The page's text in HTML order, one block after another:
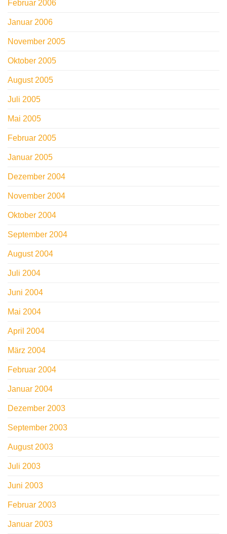
Februar 2006
Januar 2006
November 2005
Oktober 2005
August 2005
Juli 2005
Mai 2005
Februar 2005
Januar 2005
Dezember 2004
November 2004
Oktober 2004
September 2004
August 2004
Juli 2004
Juni 2004
Mai 2004
April 2004
März 2004
Februar 2004
Januar 2004
Dezember 2003
September 2003
August 2003
Juli 2003
Juni 2003
Februar 2003
Januar 2003